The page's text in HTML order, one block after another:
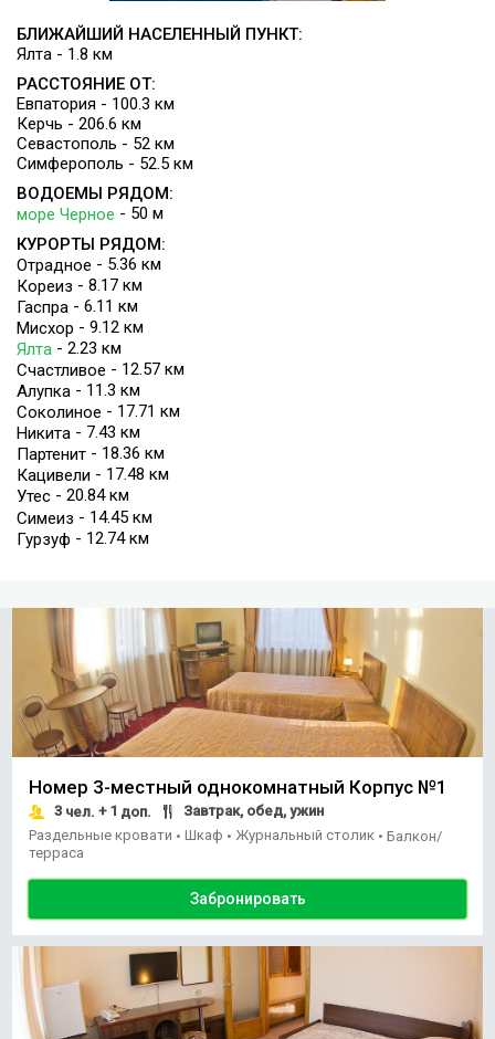
Возможен заказ экскурсионного обслуживания,
транспорта, авиабилетов.
Лечение
Комплекс принимает на лечение пациентов с болезнями
органов дыхания и дыхательных путей, опорно-
двигательного аппарата, сосудов, сердца,
кровообращения, нервной системы.
БЛИЖАЙШИЙ НАСЕЛЕННЫЙ ПУНКТ:
Ялта - 1.8 км
РАССТОЯНИЕ ОТ:
Евпатория - 100.3 км
Керчь - 206.6 км
Севастополь - 52 км
Симферополь - 52.5 км
ВОДОЕМЫ РЯДОМ:
море Черное - 50 м
КУРОРТЫ РЯДОМ:
Отрадное - 5.36 км
Кореиз - 8.17 км
Гаспра - 6.11 км
Мисхор - 9.12 км
Ялта - 2.23 км
Счастливое - 12.57 км
Алупка - 11.3 км
Соколиное - 17.71 км
Никита - 7.43 км
Партенит - 18.36 км
Кацивели - 17.48 км
Утес - 20.84 км
Симеиз - 14.45 км
Гурзуф - 12.74 км
Номер 3-местный однокомнатный Корпус №1
3 чел. + 1 доп.
Завтрак, обед, ужин
Раздельные кровати • Шкаф • Журнальный столик • Балкон/
терраса
Забронировать